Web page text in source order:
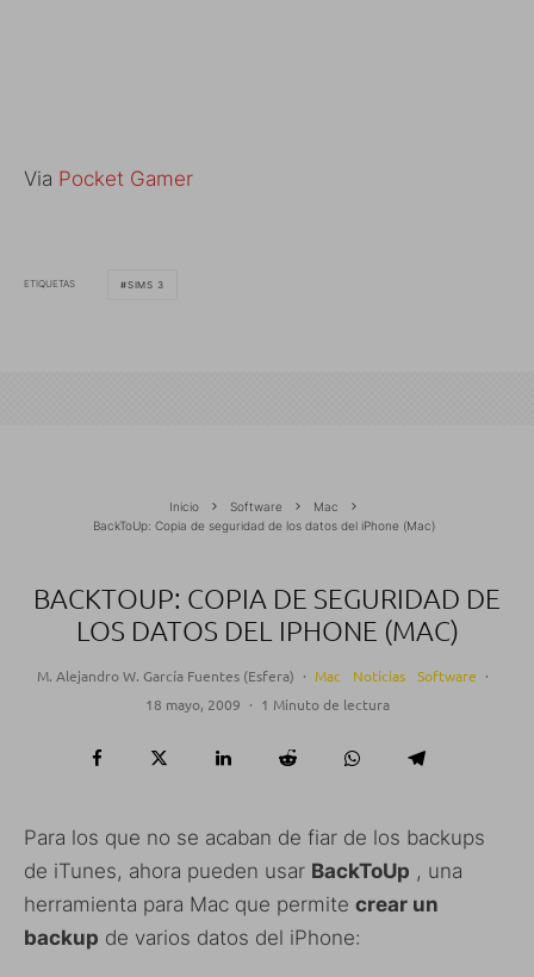
Via Pocket Gamer
ETIQUETAS SIMS 3
Inicio Software
Mac
BackToUp: Copia de seguridad de los datos del iPhone (Mac)
BACKTOUP: COPIA DE SEGURIDAD DE
LOS DATOS DEL IPHONE (MAC)
M. Alejandro W. García Fuentes (Esfera) · Mac Noticias Software ·
18 mayo, 2009 · 1 Minuto de lectura
Para los que no se acaban de fiar de los backups
de iTunes, ahora pueden usar BackToUp , una
herramienta para Mac que permite crear un
backup de varios datos del iPhone: